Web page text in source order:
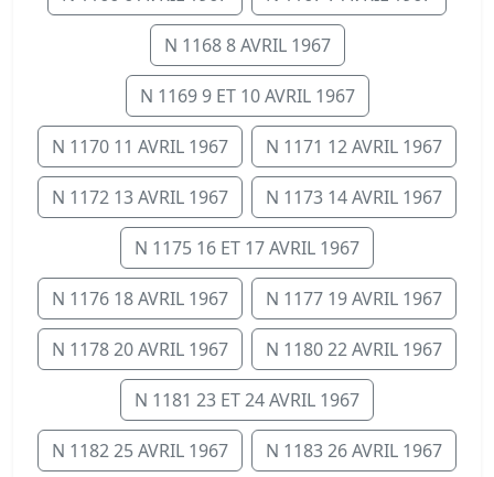
N 1168 8 AVRIL 1967
N 1169 9 ET 10 AVRIL 1967
N 1170 11 AVRIL 1967 N 1171 12 AVRIL 1967
N 1172 13 AVRIL 1967 N 1173 14 AVRIL 1967
N 1175 16 ET 17 AVRIL 1967
N 1176 18 AVRIL 1967 N 1177 19 AVRIL 1967
N 1178 20 AVRIL 1967 N 1180 22 AVRIL 1967
N 1181 23 ET 24 AVRIL 1967
N 1182 25 AVRIL 1967 N 1183 26 AVRIL 1967